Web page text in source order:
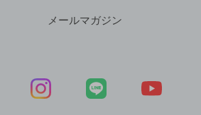
メールマガジン